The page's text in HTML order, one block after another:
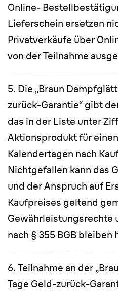
Online-
Lieferschein ersetzen
Privatverkäufe über
von der Teilnahme
5. Die „Braun
zurück-Garantie“ gibt
das in der Liste unter
Aktionsprodukt für
Kalendertagen nach
Nichtgefallen kann das
und der Anspruch auf
Kaufpreises geltend
Gewährleistungsrechte
nach § 355 BGB
6. Teilnahme an der
Tage Geld-zurück-